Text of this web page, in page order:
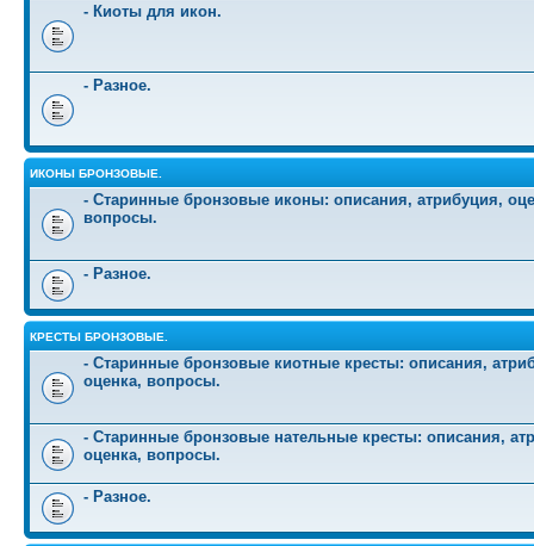
- Киоты для икон.
- Разное.
ИКОНЫ БРОНЗОВЫЕ.
- Старинные бронзовые иконы: описания, атрибуция,
вопросы.
- Разное.
КРЕСТЫ БРОНЗОВЫЕ.
- Старинные бронзовые киотные кресты: описания,
оценка, вопросы.
- Старинные бронзовые нательные кресты: описания,
оценка, вопросы.
- Разное.